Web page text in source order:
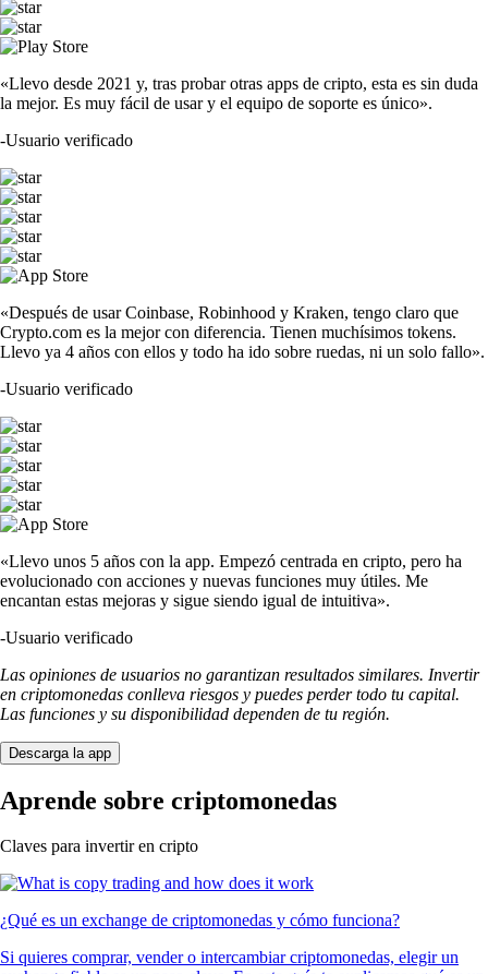
«Llevo desde 2021 y, tras probar otras apps de cripto, esta es sin duda
la mejor. Es muy fácil de usar y el equipo de soporte es único».
-Usuario verificado
«Después de usar Coinbase, Robinhood y Kraken, tengo claro que
Crypto.com es la mejor con diferencia. Tienen muchísimos tokens.
Llevo ya 4 años con ellos y todo ha ido sobre ruedas, ni un solo fallo».
-Usuario verificado
«Llevo unos 5 años con la app. Empezó centrada en cripto, pero ha
evolucionado con acciones y nuevas funciones muy útiles. Me
encantan estas mejoras y sigue siendo igual de intuitiva».
-Usuario verificado
Las opiniones de usuarios no garantizan resultados similares. Invertir
en criptomonedas conlleva riesgos y puedes perder todo tu capital.
Las funciones y su disponibilidad dependen de tu región.
Descarga la app
Aprende sobre criptomonedas
Claves para invertir en cripto
¿Qué es un exchange de criptomonedas y cómo funciona?
Si quieres comprar, vender o intercambiar criptomonedas, elegir un